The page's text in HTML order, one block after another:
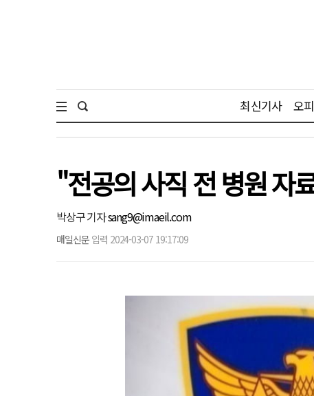
최신기사 오
"전공의 사직 전 병원 자
박상구 기자sang9@imaeil.com
매일신문 입력 2024-03-07 19:17:09